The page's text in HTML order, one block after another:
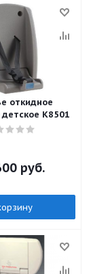
откидное
К8501
руб.